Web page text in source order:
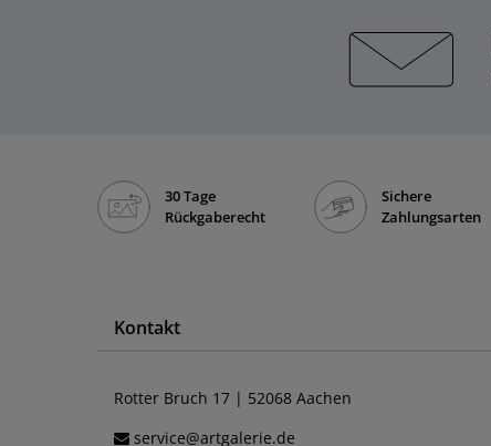
30 Tage
Rückgaberecht
Sichere
Zahlungsarten
Kontakt
Rotter Bruch 17 | 52068 Aachen
service@artgalerie.de